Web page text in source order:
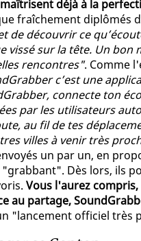
déjà à la
fraîchement diplômés
de découvrir ce
vissé sur la tête. Un bon
rencontres". Comme
c’est une
connecte ton
par les utilisateurs
au fil de tes
villes à venir très
un par un, en
"grabbant". Dès lors, ils
Vous l'aurez
au partage,
"lancement officiel très